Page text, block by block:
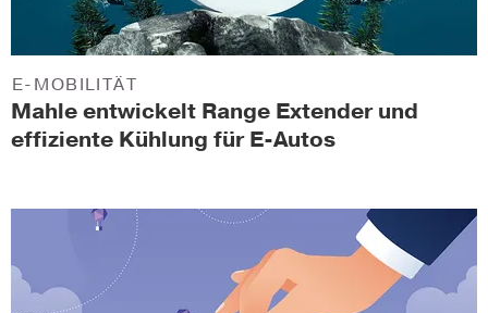
Mahle entwickelt Range Extender und
effiziente Kühlung für E-Autos
E-MOBILITÄT